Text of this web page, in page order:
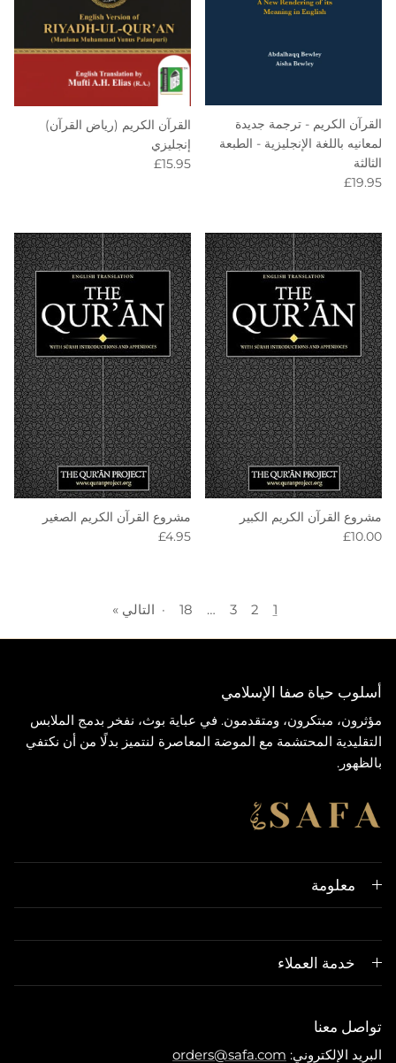
القرآن الكريم - ترجمة جديدة
لمعانيه باللغة الإنجليزية - الطبعة
الثالثة
Regular price
£19.95
القرآن الكريم (رياض القرآن)
إنجليزي
Regular price
£15.95
مشروع القرآن الكريم الكبير
Regular price
£10.00
مشروع القرآن الكريم الصغير
Regular price
£4.95
1
2
3
…
18
· التالي »
أسلوب حياة صفا الإسلامي
مؤثرون، مبتكرون، ومتقدمون. في عباية بوث، نفخر بدمج الملابس
التقليدية المحتشمة مع الموضة المعاصرة لنتميز بدلًا من أن نكتفي
بالظهور.
معلومة
خدمة العملاء
تواصل معنا
البريد الإلكتروني: orders@safa.com